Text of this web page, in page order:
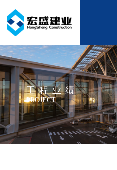
工程业绩
PROJECT